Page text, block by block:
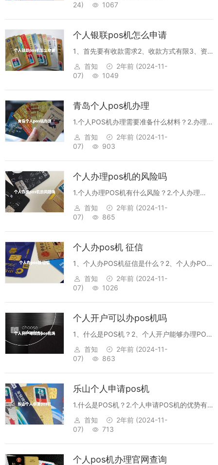
步骤，你可以轻松地将银行卡的钱转到信用
户需要在银行的APP中登录账号，并且确...
24)
1067
个人银联pos机怎么申请
1、首先要有收款需求2、收款方式有限3、资
质要求4、支付机构要选择5、交易费用要考虑
1、首先要有收款需求申请银联pos机，首先要
前，一定要有收款需求，而且要有...
首知 2年前 (2024-11-
07)
1049
青岛个人pos机办理
1.个人POS机办理需要准备什么材料？2.办理
个人POS机需要多少时间？3.个人POS机是否
有有效期？4.个人POS机办理的费用如何收
用？POS机是青岛人普...
首知 2年前 (2024-11-
07)
903
个人办理pos机的风险吗
1.个人办理POS机有什么风险？2.个人办理
POS机需要什么条件？3.个人办理POS机有什
么优势？4.个人办理POS机有什么注意事项？
理POS机有什么风险...
首知 2年前 (2024-11-
07)
865
个人办pos机 征信
1、个人办POS机征信是什么？2、个人办POS
机征信的提交材料有哪些？3、个人办POS机
征信的审核标准是什么？4、个人办POS机征
风险？1、个人办POS机征信...
首知 2年前 (2024-11-
07)
1026
个人开户可以办pos机吗
1、什么是POS机？2、个人开户能够办理POS
机吗？3、POS机申请流程是怎样的？4、办理
POS机需要交纳什么费用？5、有什么方式可
又称支付机，是指支持消...
首知 2年前 (2024-11-
07)
863
乐山个人申请pos机
1.什么是POS机？2.个人申请POS机的优势有
哪些？3.乐山个人申请POS机需要提供哪些材
料？4.乐山个人申请POS机有哪些支付方式？
么是POS机？PO...
首知 2年前 (2024-11-
07)
713
个人pos机办理官网查询